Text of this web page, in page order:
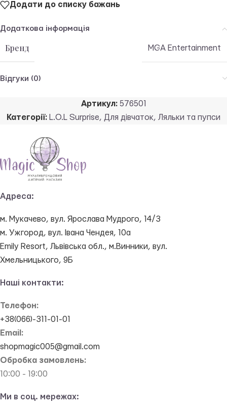
Додати до списку бажань
Додаткова інформація
Бренд MGA Entertainment
Відгуки (0)
Артикул: 576501
Категорії: L.O.L Surprise, Для дівчаток, Ляльки та пупси
Адреса:
м. Мукачево, вул. Ярослава Мудрого, 14/3
м. Ужгород, вул. Івана Чендея, 10а
Emily Resort, Львівська обл., м.Винники, вул.
Хмельницького, 9Б
Наші контакти:
Телефон:
+38(066)-311-01-01
Email:
shopmagic005@gmail.com
Обробка замовлень:
10:00 - 19:00
Ми в соц. мережах: